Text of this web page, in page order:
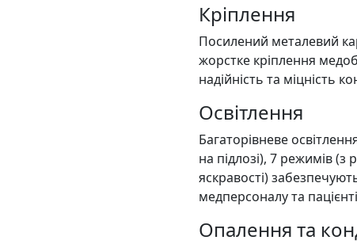
Кріплення
Посилений металевий
жорстке кріплення
надійність та міцність
Освітлення
Багаторівневе
на підлозі), 7 режимів (з
яскравості)
медперсоналу та
Опалення та